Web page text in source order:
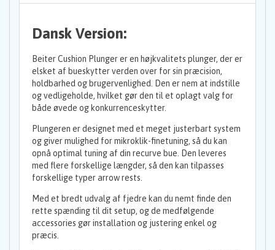
Dansk Version:
Beiter Cushion Plunger er en højkvalitets plunger, der er
elsket af bueskytter verden over for sin præcision,
holdbarhed og brugervenlighed. Den er nem at indstille
og vedligeholde, hvilket gør den til et oplagt valg for
både øvede og konkurrenceskytter.
Plungeren er designet med et meget justerbart system
og giver mulighed for mikroklik-finetuning, så du kan
opnå optimal tuning af din recurve bue. Den leveres
med flere forskellige længder, så den kan tilpasses
forskellige typer arrow rests.
Med et bredt udvalg af fjedre kan du nemt finde den
rette spænding til dit setup, og de medfølgende
accessories gør installation og justering enkel og
præcis.